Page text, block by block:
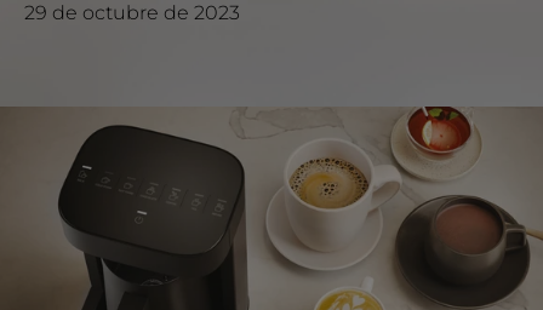
29 de octubre de 2023